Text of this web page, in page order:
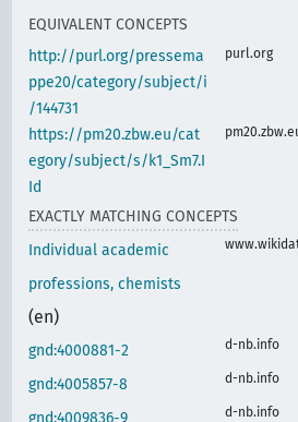
EQUIVALENT CONCEPTS
http://purl.org/pressema
ppe20/category/subject/i
/144731
purl.org
https://pm20.zbw.eu/cat
egory/subject/s/k1_Sm7.I
Id
EXACTLY MATCHING CONCEPTS
Individual academic
professions, chemists
(en)
gnd:4000881-2 d-nb.info
gnd:4005857-8 d-nb.info
gnd:4009836-9 d-nb.info